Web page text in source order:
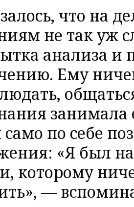
что на
не так уж
анализа и
Ему
занимала
по себе
«Я был
которому
—